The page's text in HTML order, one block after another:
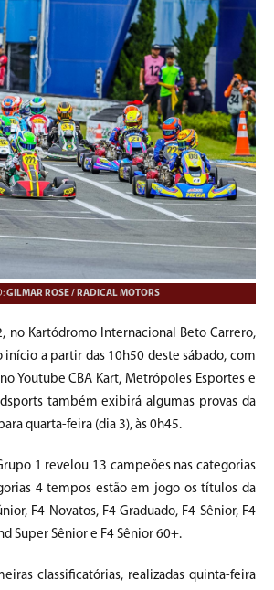
GILMAR ROSE / RADICAL MOTORS
no Kartódromo Internacional Beto Carrero,
início a partir das 10h50 deste sábado, com
Youtube CBA Kart, Metrópoles Esportes e
também exibirá algumas provas da
quarta-feira (dia 3), às 0h45.
1 revelou 13 campeões nas categorias
4 tempos estão em jogo os títulos da
F4 Novatos, F4 Graduado, F4 Sênior, F4
Super Sênior e F4 Sênior 60+.
classificatórias, realizadas quinta-feira